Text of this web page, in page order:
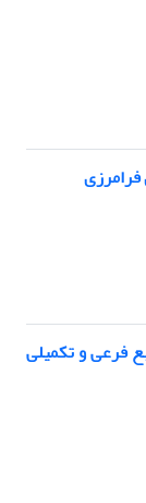
فرعی و تکمیلی